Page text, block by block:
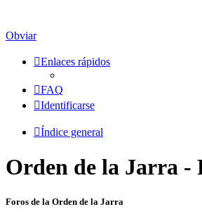
Obviar
Enlaces rápidos
FAQ
Identificarse
Índice general
Orden de la Jarra -
Foros de la Orden de la Jarra